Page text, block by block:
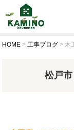
HOME >工事ブログ >木
松戸